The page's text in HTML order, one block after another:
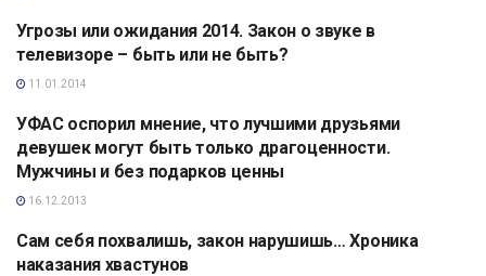
АНАЛИТИКА
Угрозы или ожидания 2014. Закон о звуке в
телевизоре – быть или не быть?
11.01.2014
АНАЛИТИКА
УФАС оспорил мнение, что лучшими друзьями
девушек могут быть только драгоценности.
Мужчины и без подарков ценны
16.12.2013
АНАЛИТИКА
Сам себя похвалишь, закон нарушишь… Хроника
наказания хвастунов